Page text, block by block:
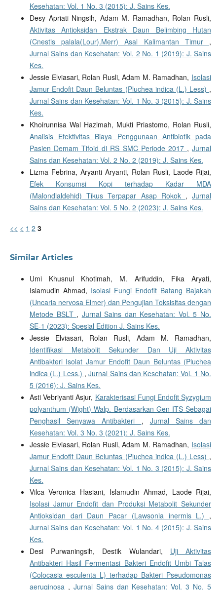
Kesehatan: Vol. 1 No. 3 (2015): J. Sains Kes.
Desy Apriati Ningsih, Adam M. Ramadhan, Rolan Rusli,
Aktivitas Antioksidan Ekstrak Daun Belimbing Hutan
(Cnestis palala(Lour).Merr) Asal Kalimantan Timur ,
Jurnal Sains dan Kesehatan: Vol. 2 No. 1 (2019): J. Sains
Kes.
Jessie Elviasari, Rolan Rusli, Adam M. Ramadhan, Isolasi
Jamur Endofit Daun Beluntas (Pluchea indica (L.) Less) ,
Jurnal Sains dan Kesehatan: Vol. 1 No. 3 (2015): J. Sains
Kes.
Khoirunnisa Wal Hazimah, Mukti Priastomo, Rolan Rusli,
Analisis Efektivitas Biaya Penggunaan Antibiotik pada
Pasien Demam Tifoid di RS SMC Periode 2017 ,Jurnal
Sains dan Kesehatan: Vol. 2 No. 2 (2019): J. Sains Kes.
Lizma Febrina, Aryanti Aryanti, Rolan Rusli, Laode Rijai,
Efek Konsumsi Kopi terhadap Kadar MDA
(Malondialdehid) Tikus Terpapar Asap Rokok ,Jurnal
Sains dan Kesehatan: Vol. 5 No. 2 (2023): J. Sains Kes.
<< < 1 2 3
Similar Articles
Umi Khusnul Khotimah, M. Arifuddin, Fika Aryati,
Islamudin Ahmad, Isolasi Fungi Endofit Batang Bajakah
(Uncaria nervosa Elmer) dan Pengujian Toksisitas dengan
Metode BSLT , Jurnal Sains dan Kesehatan: Vol. 5 No.
SE-1 (2023): Spesial Edition J. Sains Kes.
Jessie Elviasari, Rolan Rusli, Adam M. Ramadhan,
Identifikasi Metabolit Sekunder Dan Uji Aktivitas
Antibakteri Isolat Jamur Endofit Daun Beluntas (Pluchea
indica (L.) Less.) ,Jurnal Sains dan Kesehatan: Vol. 1 No.
5 (2016): J. Sains Kes.
Asti Vebriyanti Asjur, Karakterisasi Fungi Endofit Syzygium
polyanthum (Wight) Walp. Berdasarkan Gen ITS Sebagai
Penghasil Senyawa Antibakteri , Jurnal Sains dan
Kesehatan: Vol. 3 No. 3 (2021): J. Sains Kes.
Jessie Elviasari, Rolan Rusli, Adam M. Ramadhan, Isolasi
Jamur Endofit Daun Beluntas (Pluchea indica (L.) Less) ,
Jurnal Sains dan Kesehatan: Vol. 1 No. 3 (2015): J. Sains
Kes.
Vilca Veronica Hasiani, Islamudin Ahmad, Laode Rijai,
Isolasi Jamur Endofit dan Produksi Metabolit Sekunder
Antioksidan dari Daun Pacar (Lawsonia inermis L.) ,
Jurnal Sains dan Kesehatan: Vol. 1 No. 4 (2015): J. Sains
Kes.
Desi Purwaningsih, Destik Wulandari, Uji Aktivitas
Antibakteri Hasil Fermentasi Bakteri Endofit Umbi Talas
(Colocasia esculenta L) terhadap Bakteri Pseudomonas
aeruginosa , Jurnal Sains dan Kesehatan: Vol. 3 No. 5